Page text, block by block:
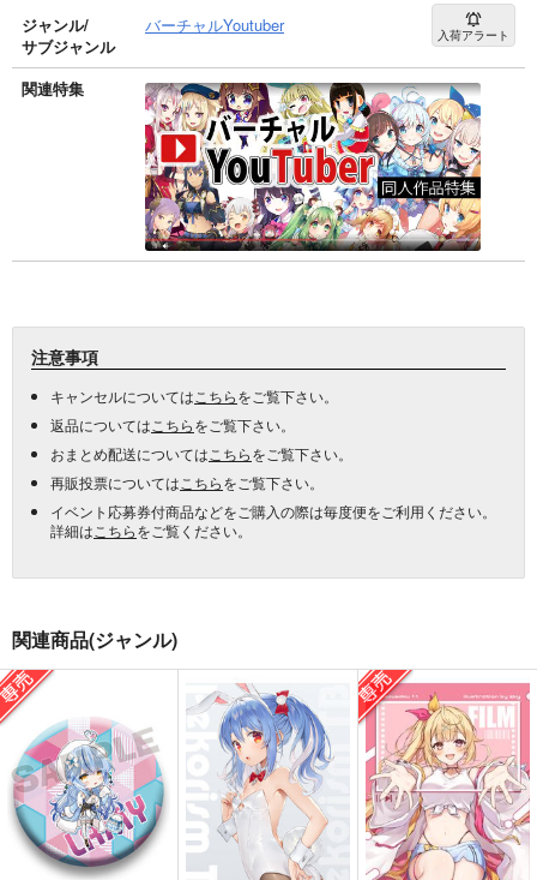
ジャンル/
サブジャンル
バーチャルYoutuber 入荷アラート
関連特集
注意事項
キャンセルについては こちらをご覧下さい。
返品については こちらをご覧下さい。
おまとめ配送については こちらをご覧下さい。
再販投票については こちらをご覧下さい。
イベント応募券付商品などをご購入の際は毎度便をご利用ください。
詳細は こちらをご覧ください。
関連商品(ジャンル)